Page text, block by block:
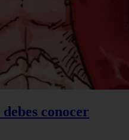
conocer